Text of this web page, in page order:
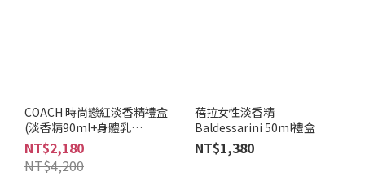
COACH 時尚戀紅淡香精禮盒
(淡香精90ml+身體乳
100ml+盥洗包)
NT$2,180
NT$4,200
蓓拉女性淡香精
Baldessarini 50ml禮盒
NT$1,380